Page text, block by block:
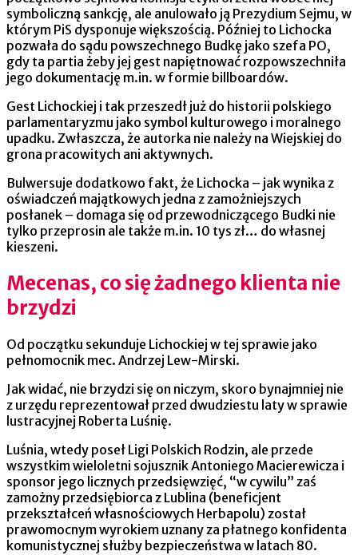
symboliczną sankcję, ale anulowało ją Prezydium Sejmu, w
którym PiS dysponuje większością. Później to Lichocka
pozwała do sądu powszechnego Budkę jako szefa PO,
gdy ta partia żeby jej gest napiętnować rozpowszechniła
jego dokumentację m.in. w formie billboardów.
Gest Lichockiej i tak przeszedł już do historii polskiego
parlamentaryzmu jako symbol kulturowego i moralnego
upadku. Zwłaszcza, że autorka nie należy na Wiejskiej do
grona pracowitych ani aktywnych.
Bulwersuje dodatkowo fakt, że Lichocka – jak wynika z
oświadczeń majątkowych jedna z zamożniejszych
posłanek – domaga się od przewodniczącego Budki nie
tylko przeprosin ale także m.in. 10 tys zł… do własnej
kieszeni.
Mecenas, co się żadnego klienta nie
brzydzi
Od początku sekunduje Lichockiej w tej sprawie jako
pełnomocnik mec. Andrzej Lew-Mirski.
Jak widać, nie brzydzi się on niczym, skoro bynajmniej nie
z urzędu reprezentował przed dwudziestu laty w sprawie
lustracyjnej Roberta Luśnię.
Luśnia, wtedy poseł Ligi Polskich Rodzin, ale przede
wszystkim wieloletni sojusznik Antoniego Macierewicza i
sponsor jego licznych przedsięwzięć, “w cywilu” zaś
zamożny przedsiębiorca z Lublina (beneficjent
przekształceń własnościowych Herbapolu) został
prawomocnym wyrokiem uznany za płatnego konfidenta
komunistycznej służby bezpieczeństwa w latach 80.